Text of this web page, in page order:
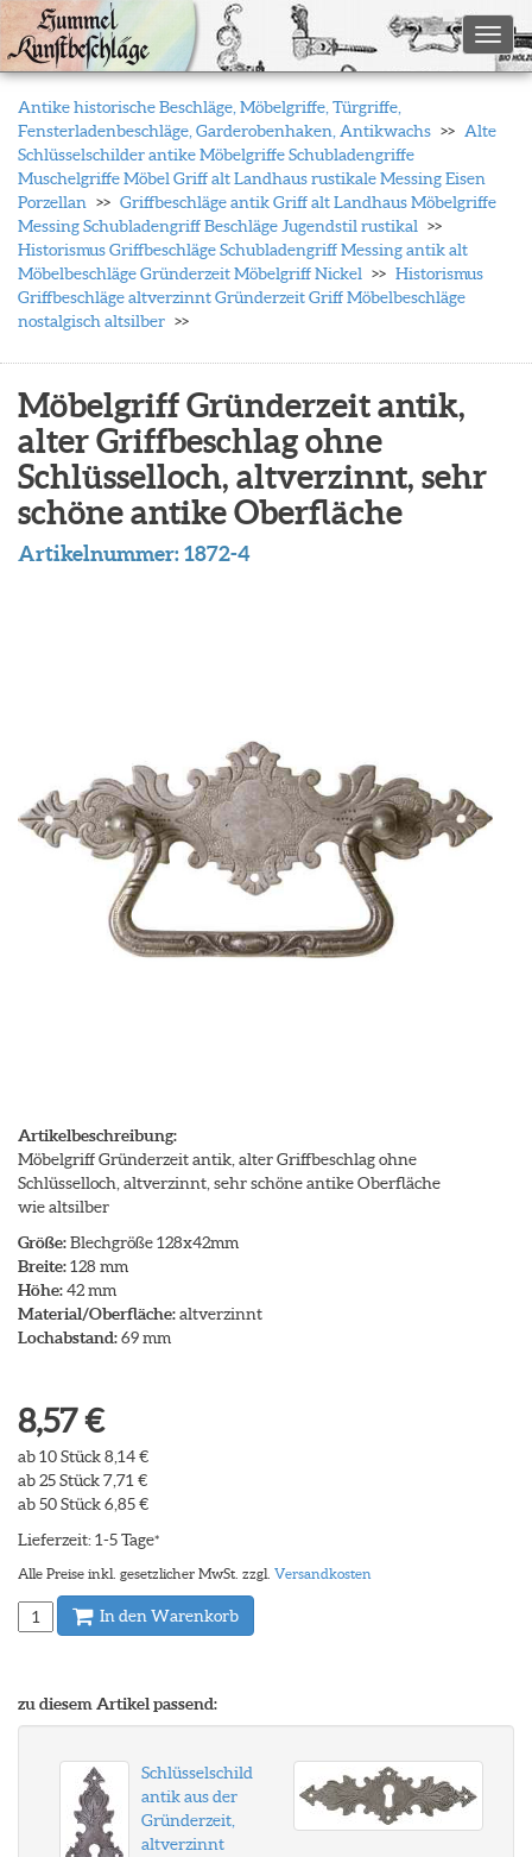
Antike historische Beschläge, Möbelgriffe, Türgriffe,
Fensterladenbeschläge, Garderobenhaken, Antikwachs
Alte
Schlüsselschilder antike Möbelgriffe Schubladengriffe
Muschelgriffe Möbel Griff alt Landhaus rustikale Messing Eisen
Porzellan
Griffbeschläge antik Griff alt Landhaus Möbelgriffe
Messing Schubladengriff Beschläge Jugendstil rustikal
Historismus Griffbeschläge Schubladengriff Messing antik alt
Möbelbeschläge Gründerzeit Möbelgriff Nickel
Historismus
Griffbeschläge altverzinnt Gründerzeit Griff Möbelbeschläge
nostalgisch altsilber
Möbelgriff Gründerzeit antik,
alter Griffbeschlag ohne
Schlüsselloch, altverzinnt, sehr
schöne antike Oberfläche
Artikelnummer:1872-4
Artikelbeschreibung:
Möbelgriff Gründerzeit antik, alter Griffbeschlag ohne
Schlüsselloch, altverzinnt, sehr schöne antike Oberfläche
wie altsilber
Größe:Blechgröße 128x42mm
Breite:128 mm
Höhe:42 mm
Material/Oberfläche:altverzinnt
Lochabstand:69 mm
8,57 €
ab 10 Stück 8,14 €
ab 25 Stück 7,71 €
ab 50 Stück 6,85 €
Lieferzeit: 1-5 Tage*
Alle Preise inkl. gesetzlicher MwSt. zzgl. Versandkosten
In den Warenkorb
zu diesem Artikel passend:
Schlüsselschild
antik aus der
Gründerzeit,
altverzinnt